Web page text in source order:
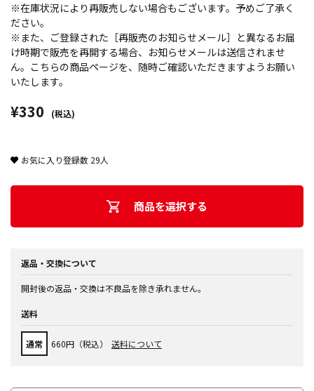
※在庫状況により再販売しない場合もございます。予めご了承く
ださい。
※また、ご登録された［再販売のお知らせメール］と異なるお届
け時期で販売を再開する場合、お知らせメールは送信されませ
ん。こちらの商品ページを、随時ご確認いただきますようお願い
いたします。
¥330 (税込)
お気に入り登録数 29人
商品を選択する
返品・交換について
開封後の返品・交換は不良品を除き承れません。
送料
通常 660円（税込） 送料について